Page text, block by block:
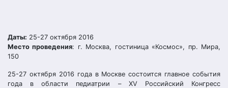
Даты: 25-27 октября 2016
Место проведения: г. Москва, гостиница «Космос», пр. Мира,
150
25-27 октября 2016 года в Москве состоится главное события
года в области педиатрии – XV Российский Конгресс